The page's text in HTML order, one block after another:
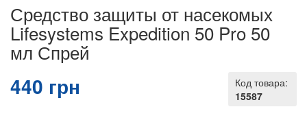
Средство защиты от насекомых
Lifesystems Expedition 50 Pro 50
мл Спрей
Код товара:
15587
440 грн